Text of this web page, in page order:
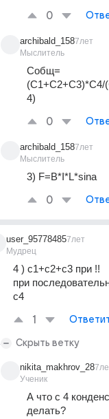
0
archibald_158
Мыслитель
7лет
Cобщ=
4)
0
archibald_158
Мыслитель
7лет
3) F=B*I*L*sina
0
user_95778485
Мудрец
7лет
4 ) с1+с2+с3 при !!
при
с4
1
Скрыть ветку
nikita_makhrov_28
Ученик
А что с 4
делать?